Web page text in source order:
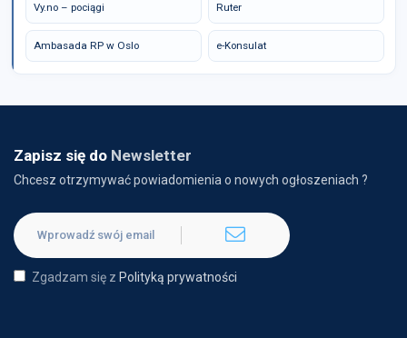
Vy.no – pociągi Ruter
Ambasada RP w Oslo e-Konsulat
Zapisz się do Newsletter
Chcesz otrzymywać powiadomienia o nowych ogłoszeniach ?
Zgadzam się z Polityką prywatności